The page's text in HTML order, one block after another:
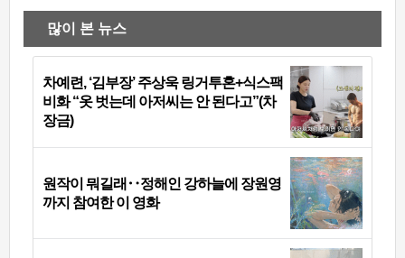
많이 본 뉴스
차예련, ‘김부장’ 주상욱 링거투혼+식스팩
비화 “옷 벗는데 아저씨는 안 된다고”(차
장금)
원작이 뭐길래‥정해인 강하늘에 장원영
까지 참여한 이 영화